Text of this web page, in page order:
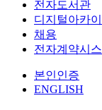
전자도서관
디지털아카
채용
전자계약시
본인인증
ENGLISH